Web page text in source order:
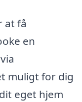
at få
en
muligt for dig
eget hjem